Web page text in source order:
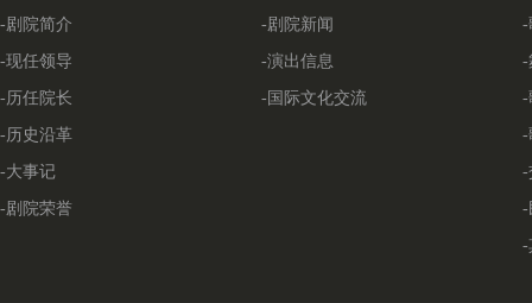
-剧院简介
-现任领导
-历任院长
-历史沿革
-大事记
-剧院荣誉
-剧院新闻
-演出信息
-国际文化交流
-
-
-
-
-
-
-